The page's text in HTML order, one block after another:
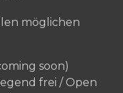
möglichen
soon)
frei / Open